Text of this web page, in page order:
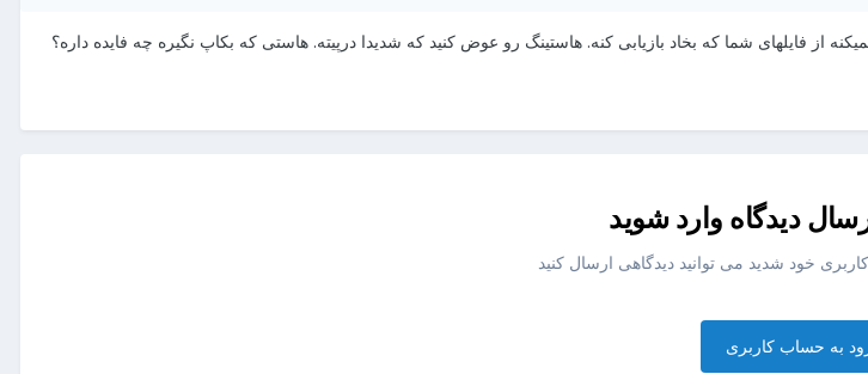
از فایلهای شما که بخاد بازیابی کنه. هاستینگ رو عوض کنید که شدیدا درپیته. هاستی که بکاپ نگیره چه فایده داره؟
دیدگاه وارد شوید
خود شدید می توانید دیدگاهی ارسال کنید
به حساب کاربری